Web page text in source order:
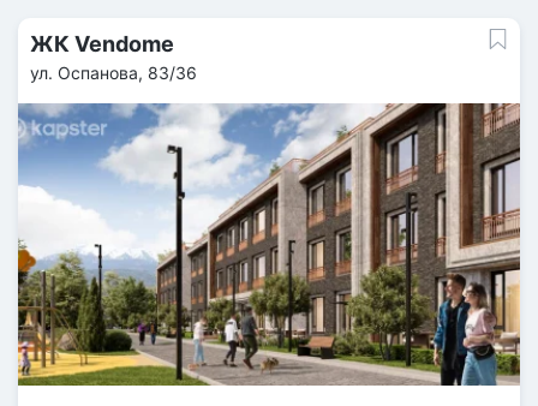
ЖК Vendome
ул. Оспанова, 83/36